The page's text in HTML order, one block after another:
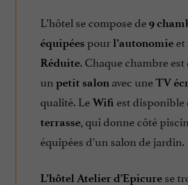
L’hôtel se compose de9
équipées pourl’autonomieet
Réduite. Chaque chambre
un petit salon avec uneTV
qualité. LeWifi est disponible
terrasse, qui donne côté
équipées d’un salon de jardin.
L’hôtel Atelier d’Epicurese